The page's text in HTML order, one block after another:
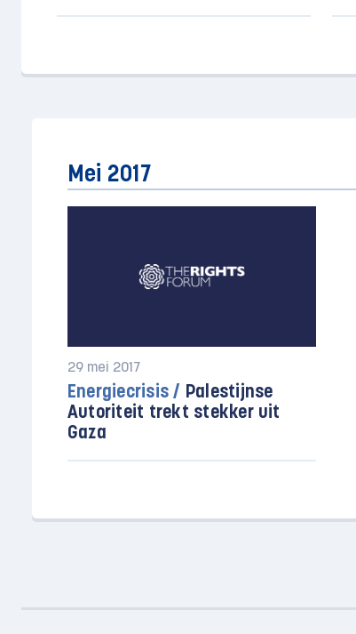
Mei 2017
29 mei 2017
Energiecrisis / Palestijnse
Autoriteit trekt stekker uit
Gaza